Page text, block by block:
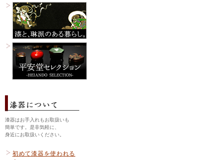
漆器はお手入れもお取扱いも
簡単です。是非気軽に、
身近にお取扱いください。
初めて漆器を使われる